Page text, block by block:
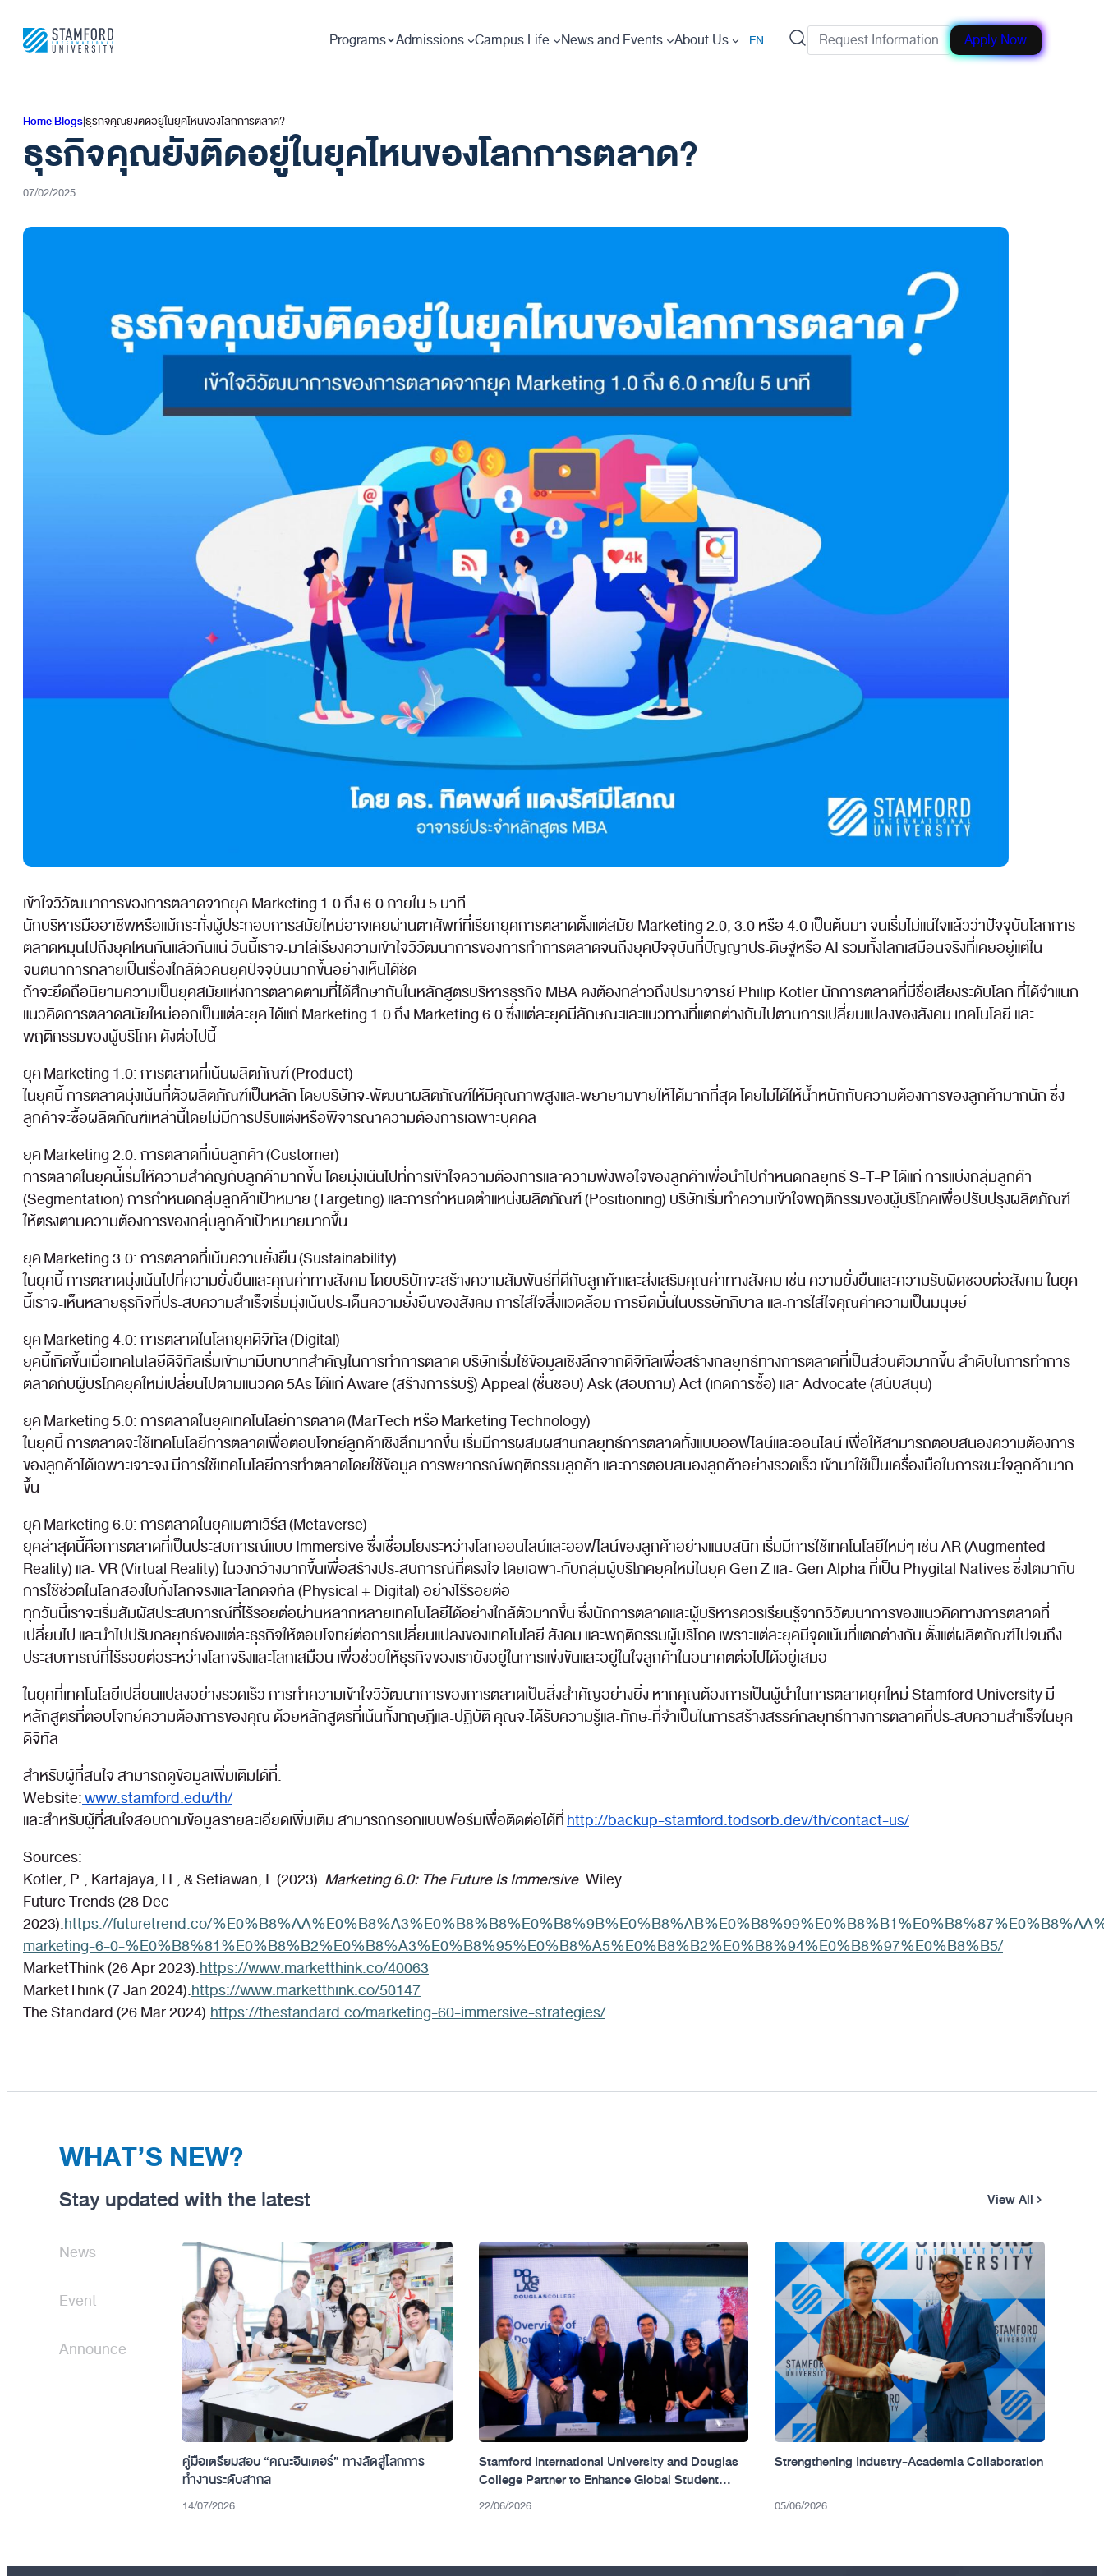
content
Programs Admissions Campus Life News and Events About Us EN Request Information Apply Now
Home|Blogs|ธุรกิจคุณยังติดอยู่ในยุคไหนของโลกการตลาด?
ธุรกิจคุณยังติดอยู่ในยุคไหนของโลกการตลาด?
07/02/2025
เข้าใจวิวัฒนาการของการตลาดจากยุค Marketing 1.0 ถึง 6.0 ภายใน 5 นาที
นักบริหารมืออาชีพหรือแม้กระทั่งผู้ประกอบการสมัยใหม่อาจเคยผ่านตาศัพท์ที่เรียกยุคการตลาดตั้งแต่สมัย Marketing 2.0, 3.0 หรือ 4.0 เป็นต้นมา จนเริ่มไม่แน่ใจแล้วว่าปัจจุบันโลกการ
ตลาดหมุนไปถึงยุคไหนกันแล้วกันแน่ วันนี้เราจะมาไล่เรียงความเข้าใจวิวัฒนาการของการทำการตลาดจนถึงยุคปัจจุบันที่ปัญญาประดิษฐ์หรือ AI รวมทั้งโลกเสมือนจริงที่เคยอยู่แต่ใน
จินตนาการกลายเป็นเรื่องใกล้ตัวคนยุคปัจจุบันมากขึ้นอย่างเห็นได้ชัด
ถ้าจะยึดถือนิยามความเป็นยุคสมัยแห่งการตลาดตามที่ได้ศึกษากันในหลักสูตรบริหารธุรกิจ MBA คงต้องกล่าวถึงปรมาจารย์ Philip Kotler นักการตลาดที่มีชื่อเสียงระดับโลก ที่ได้จำแนก
แนวคิดการตลาดสมัยใหม่ออกเป็นแต่ละยุค ได้แก่ Marketing 1.0 ถึง Marketing 6.0 ซึ่งแต่ละยุคมีลักษณะและแนวทางที่แตกต่างกันไปตามการเปลี่ยนแปลงของสังคม เทคโนโลยี และ
พฤติกรรมของผู้บริโภค ดังต่อไปนี้
ยุค Marketing 1.0: การตลาดที่เน้นผลิตภัณฑ์ (Product)
ในยุคนี้ การตลาดมุ่งเน้นที่ตัวผลิตภัณฑ์เป็นหลัก โดยบริษัทจะพัฒนาผลิตภัณฑ์ให้มีคุณภาพสูงและพยายามขายให้ได้มากที่สุด โดยไม่ได้ให้น้ำหนักกับความต้องการของลูกค้ามากนัก ซึ่ง
ลูกค้าจะซื้อผลิตภัณฑ์เหล่านี้โดยไม่มีการปรับแต่งหรือพิจารณาความต้องการเฉพาะบุคคล
ยุค Marketing 2.0: การตลาดที่เน้นลูกค้า (Customer)
การตลาดในยุคนี้เริ่มให้ความสำคัญกับลูกค้ามากขึ้น โดยมุ่งเน้นไปที่การเข้าใจความต้องการและความพึงพอใจของลูกค้าเพื่อนำไปกำหนดกลยุทธ์ S-T-P ได้แก่ การแบ่งกลุ่มลูกค้า
(Segmentation) การกำหนดกลุ่มลูกค้าเป้าหมาย (Targeting) และการกำหนดตำแหน่งผลิตภัณฑ์ (Positioning) บริษัทเริ่มทำความเข้าใจพฤติกรรมของผู้บริโภคเพื่อปรับปรุงผลิตภัณฑ์
ให้ตรงตามความต้องการของกลุ่มลูกค้าเป้าหมายมากขึ้น
ยุค Marketing 3.0: การตลาดที่เน้นความยั่งยืน (Sustainability)
ในยุคนี้ การตลาดมุ่งเน้นไปที่ความยั่งยืนและคุณค่าทางสังคม โดยบริษัทจะสร้างความสัมพันธ์ที่ดีกับลูกค้าและส่งเสริมคุณค่าทางสังคม เช่น ความยั่งยืนและความรับผิดชอบต่อสังคม ในยุค
นี้เราจะเห็นหลายธุรกิจที่ประสบความสำเร็จเริ่มมุ่งเน้นประเด็นความยั่งยืนของสังคม การใส่ใจสิ่งแวดล้อม การยึดมั่นในบรรษัทภิบาล และการใส่ใจคุณค่าความเป็นมนุษย์
ยุค Marketing 4.0: การตลาดในโลกยุคดิจิทัล (Digital)
ยุคนี้เกิดขึ้นเมื่อเทคโนโลยีดิจิทัลเริ่มเข้ามามีบทบาทสำคัญในการทำการตลาด บริษัทเริ่มใช้ข้อมูลเชิงลึกจากดิจิทัลเพื่อสร้างกลยุทธ์ทางการตลาดที่เป็นส่วนตัวมากขึ้น ลำดับในการทำการ
ตลาดกับผู้บริโภคยุคใหม่เปลี่ยนไปตามแนวคิด 5As ได้แก่ Aware (สร้างการรับรู้) Appeal (ชื่นชอบ) Ask (สอบถาม) Act (เกิดการซื้อ) และ Advocate (สนับสนุน)
ยุค Marketing 5.0: การตลาดในยุคเทคโนโลยีการตลาด (MarTech หรือ Marketing Technology)
ในยุคนี้ การตลาดจะใช้เทคโนโลยีการตลาดเพื่อตอบโจทย์ลูกค้าเชิงลึกมากขึ้น เริ่มมีการผสมผสานกลยุทธ์การตลาดทั้งแบบออฟไลน์และออนไลน์ เพื่อให้สามารถตอบสนองความต้องการ
ของลูกค้าได้เฉพาะเจาะจง มีการใช้เทคโนโลยีการทำตลาดโดยใช้ข้อมูล การพยากรณ์พฤติกรรมลูกค้า และการตอบสนองลูกค้าอย่างรวดเร็ว เข้ามาใช้เป็นเครื่องมือในการชนะใจลูกค้ามาก
ขึ้น
ยุค Marketing 6.0: การตลาดในยุคเมตาเวิร์ส (Metaverse)
ยุคล่าสุดนี้คือการตลาดที่เป็นประสบการณ์แบบ Immersive ซึ่งเชื่อมโยงระหว่างโลกออนไลน์และออฟไลน์ของลูกค้าอย่างแนบสนิท เริ่มมีการใช้เทคโนโลยีใหม่ๆ เช่น AR (Augmented
Reality) และ VR (Virtual Reality) ในวงกว้างมากขึ้นเพื่อสร้างประสบการณ์ที่ตรงใจ โดยเฉพาะกับกลุ่มผู้บริโภคยุคใหม่ในยุค Gen Z และ Gen Alpha ที่เป็น Phygital Natives ซึ่งโตมากับ
การใช้ชีวิตในโลกสองใบทั้งโลกจริงและโลกดิจิทัล (Physical + Digital) อย่างไร้รอยต่อ
ทุกวันนี้เราจะเริ่มสัมผัสประสบการณ์ที่ไร้รอยต่อผ่านหลากหลายเทคโนโลยีได้อย่างใกล้ตัวมากขึ้น ซึ่งนักการตลาดและผู้บริหารควรเรียนรู้จากวิวัฒนาการของแนวคิดทางการตลาดที่
เปลี่ยนไป และนำไปปรับกลยุทธ์ของแต่ละธุรกิจให้ตอบโจทย์ต่อการเปลี่ยนแปลงของเทคโนโลยี สังคม และพฤติกรรมผู้บริโภค เพราะแต่ละยุคมีจุดเน้นที่แตกต่างกัน ตั้งแต่ผลิตภัณฑ์ไปจนถึง
ประสบการณ์ที่ไร้รอยต่อระหว่างโลกจริงและโลกเสมือน เพื่อช่วยให้ธุรกิจของเรายังอยู่ในการแข่งขันและอยู่ในใจลูกค้าในอนาคตต่อไปได้อยู่เสมอ
ในยุคที่เทคโนโลยีเปลี่ยนแปลงอย่างรวดเร็ว การทำความเข้าใจวิวัฒนาการของการตลาดเป็นสิ่งสำคัญอย่างยิ่ง หากคุณต้องการเป็นผู้นำในการตลาดยุคใหม่ Stamford University มี
หลักสูตรที่ตอบโจทย์ความต้องการของคุณ ด้วยหลักสูตรที่เน้นทั้งทฤษฎีและปฏิบัติ คุณจะได้รับความรู้และทักษะที่จำเป็นในการสร้างสรรค์กลยุทธ์ทางการตลาดที่ประสบความสำเร็จในยุค
ดิจิทัล
สำหรับผู้ที่สนใจ สามารถดูข้อมูลเพิ่มเติมได้ที่:
Website:www.stamford.edu/th/
และสำหรับผู้ที่สนใจสอบถามข้อมูลรายละเอียดเพิ่มเติม สามารถกรอกแบบฟอร์มเพื่อติดต่อได้ที่http://backup-stamford.todsorb.dev/th/contact-us/
Sources:
Kotler, P., Kartajaya, H., & Setiawan, I. (2023).Marketing 6.0: The Future Is Immersive. Wiley.
Future Trends (28 Dec
2023).https://futuretrend.co/
marketing-6-0-%E0%B8%81%E0%B8%B2%E0%B8%A3%E0%B8%95%E0%B8%A5%E0%B8%B2%E0%B8%94%E0%B8%97%E0%B8%B5/
MarketThink (26 Apr 2023).https://www.marketthink.co/40063
MarketThink (7 Jan 2024).https://www.marketthink.co/50147
The Standard (26 Mar 2024).https://thestandard.co/marketing-60-immersive-strategies/
WHAT’S NEW?
Stay updated with the latest View All
News
Event
Announce
คู่มือเตรียมสอบ “คณะอินเตอร์” ทางลัดสู่โลกการ
ทำงานระดับสากล
14/07/2026
Stamford International University and Douglas
College Partner to Enhance Global Student
Mobility Between Thailand and Canada.
22/06/2026
Strengthening Industry-Academia Collaboration
05/06/2026